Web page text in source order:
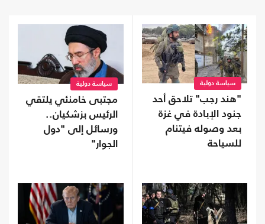
سياسة دولية
"هند رجب" تلاحق أحد
جنود الإبادة في غزة
بعد وصوله فيتنام
للسياحة
سياسة دولية
مجتبى خامنئي يلتقي
الرئيس بزشكيان..
ورسائل إلى "دول
الجوار"